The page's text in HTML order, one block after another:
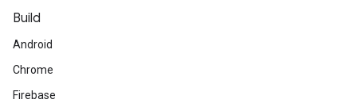
Build
Android
Chrome
Firebase